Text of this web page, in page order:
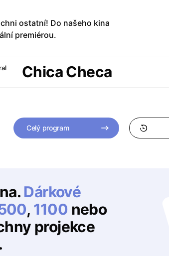
ostatní! Do našeho kina
premiérou.
Chica Checa
Celý program
Dárkové
, 1100 nebo
projekce